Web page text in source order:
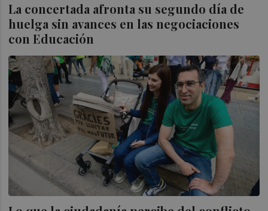
La concertada afronta su segundo día de
huelga sin avances en las negociaciones
con Educación